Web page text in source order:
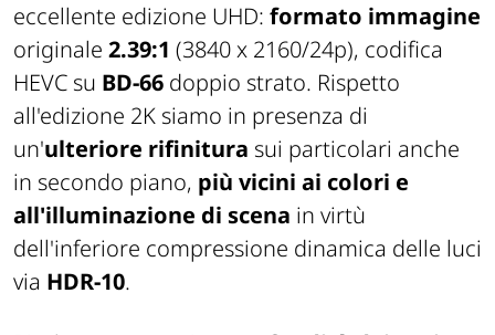
eccellente edizione UHD: formato immagine
originale 2.39:1 (3840 x 2160/24p), codifica
HEVC su BD-66 doppio strato. Rispetto
all'edizione 2K siamo in presenza di
un'ulteriore rifinitura sui particolari anche
in secondo piano, più vicini ai colori e
all'illuminazione di scena in virtù
dell'inferiore compressione dinamica delle luci
via HDR-10.